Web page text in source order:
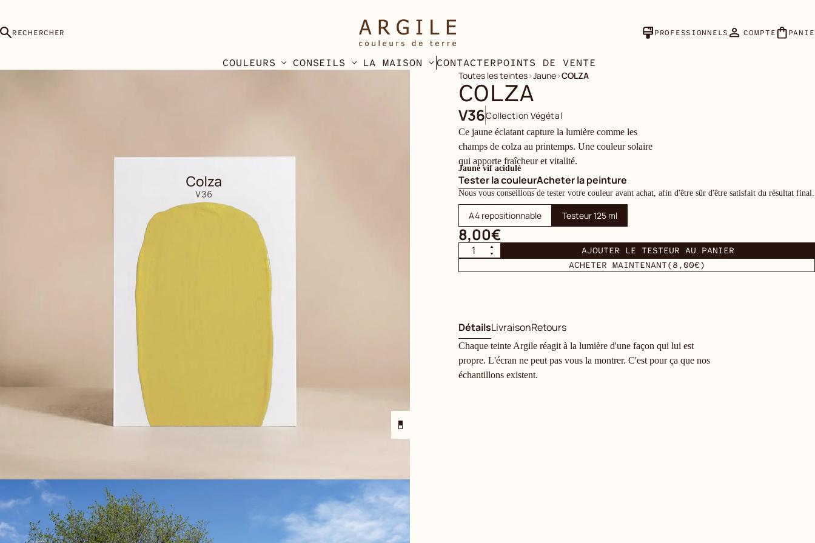
RECHERCHER PROFESSIONNELS COMPTE
COULEURS CONSEILS LA MAISON CONTACTERPOINTS DE VENTE
Toutes les teintes›Jaune›COLZA
COLZA
V36Collection Végétal
Ce jaune éclatant capture la lumière comme les
champs de colza au printemps. Une couleur solaire
qui apporte fraîcheur et vitalité.
Jaune vif acidulé
Tester la couleurAcheter la peinture
Nous vous conseillons de tester votre couleur avant achat, afin d'être sûr d'être satisfait du résultat final.
A4 repositionnable Testeur 125 ml
8,00€
AJOUTER LE TESTEUR AU PANIER
ACHETER MAINTENANT(8,00€)
DétailsLivraisonRetours
Chaque teinte Argile réagit à la lumière d'une façon qui lui est
propre. L'écran ne peut pas vous la montrer. C'est pour ça que nos
échantillons existent.